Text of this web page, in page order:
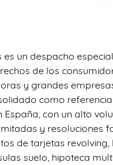
un despacho
de los
y grandes
como
España, con un alto
y resoluciones
de tarjetas revolving,
suelo, hipoteca